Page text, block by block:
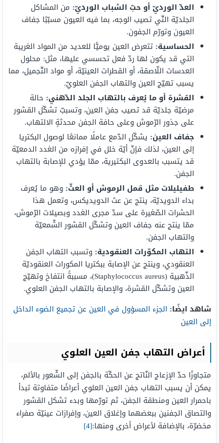
العدّ الورديّ أو حبّ الشباب الورديّ: من المشاكل
الجلديّة التّي تصيب الوجه، بما فيه العيون مسبّبًا جفاف
العيون وتورّم الجفون.
الحساسية: تتعرض العين يوميًّا للعديد من المواد الغريبة
التي قد يكون لها ردّ فعل تحسسي عليها، مثل: محلول
العدسات اللّاصقة، أو القطرات العينيّة، أو مواد التّجميل، مما
يسبب تهيّج العين والتهاب الجفن العلويّ.
القشرة أو ما يُعرف بالتهاب الجلد الدّهني: حالة
مرضيّة جلديّة قد تصيب جفن العين، وتسببّ تشكّل القشور
على جذور الرّموش وعلى حافة الجفن محدثةٍ الالتهاب.
جفاف العين: يشكّل الدّمع عاملًا ممانعًا لوصول البكتريا
إلى العين، لذلك فإنّ أيّة خلل في إفرازه من الغدد الدمعيّة
قد يتسبب بالعدوى البكتيرية، ممّا يؤدي للإصابة بالتهاب
الجفن.
طفيليلات مثل قمل الرموش أو العثّ: وهو ما يُعرف
بداء الدويديّة، ينتج عن عث الدويديكس، وتعمل هذا
الحشرات الصّغيرة على سدّ مجرى الغدد وبصيلات الرّموش،
ممّا ينتج عنه جفاف العين وتشكّل القشور الشّمعيّة
والتهاب الجفن.
التهاب المكوّرات العنقودية: وتسبب التهاب الجفن
العنقودي، وينتج عن الإصابة ببكتريا المكورات العنقوديّة
الذّهبية (Staphylococcus aureus)، مسببةً انتفاخ وتهيّج
العين وتشكّل القشرة، والإصابة بالتهاب الجفن العلوي.
شاهد ايضًا: الجزء المسؤول في العين عن تجميع الضوء الداخل
إلى العين
أعراض التهاب جفن العين العلوي
متجاوزًا حدّ الإزعاج النّاتج عن الحكّة بالجفن إلى الشّعور بالألم،
يمكن أن يسبب التهاب جفن العين العلوي أعراضًا متفاوتة تبدأ
باحمرار العين ومنطقة الجفن، ثم تورّمها وبدء تشكل القشور
والتصاق الجفنين ببعضهما وإغلاق العين، وإفرازات عينيّة صفراء
مخضرّة، بالإضافة لأعراض أخرى ومنها:[4]